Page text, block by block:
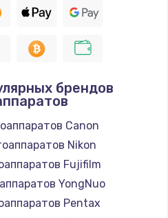
брендов
Canon
Nikon
Fujifilm
YongNuo
Pentax